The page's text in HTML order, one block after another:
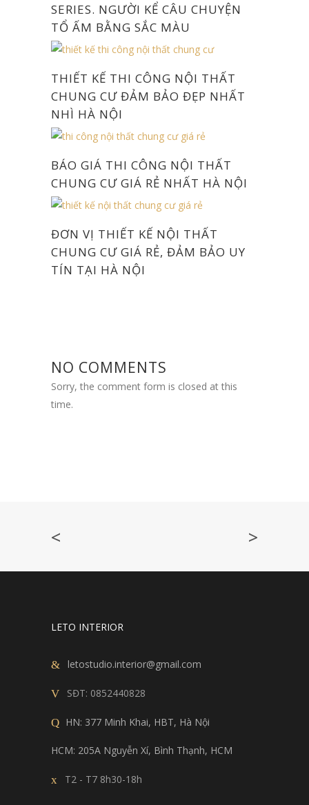
SERIES. NGƯỜI KỂ CÂU CHUYỆN
TỔ ẤM BẰNG SẮC MÀU
THIẾT KẾ THI CÔNG NỘI THẤT
CHUNG CƯ ĐẢM BẢO ĐẸP NHẤT
NHÌ HÀ NỘI
BÁO GIÁ THI CÔNG NỘI THẤT
CHUNG CƯ GIÁ RẺ NHẤT HÀ NỘI
ĐƠN VỊ THIẾT KẾ NỘI THẤT
CHUNG CƯ GIÁ RẺ, ĐẢM BẢO UY
TÍN TẠI HÀ NỘI
NO COMMENTS
Sorry, the comment form is closed at this
time.
< >
LETO INTERIOR
letostudio.interior@gmail.com
SĐT: 0852440828
HN: 377 Minh Khai, HBT, Hà Nội
HCM: 205A Nguyễn Xí, Bình Thạnh, HCM
T2 - T7 8h30-18h